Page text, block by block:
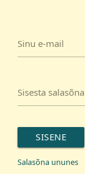
Sinu e-mail
Sisesta salasõna
SISENE
Salasõna ununes